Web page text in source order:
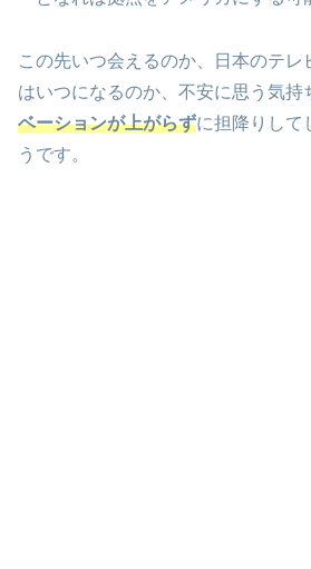
この先いつ会えるのか、日本のテレ
はいつになるのか、不安に思う気持
ベーションが上がらずに担降りして
うです。